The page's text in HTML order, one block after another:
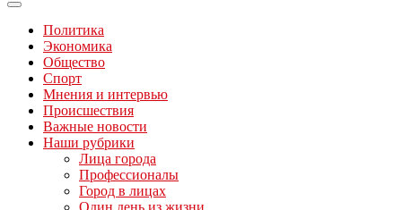
Политика
Экономика
Общество
Спорт
Мнения и интервью
Происшествия
Важные новости
Наши рубрики
Лица города
Профессионалы
Город в лицах
Один день из жизни